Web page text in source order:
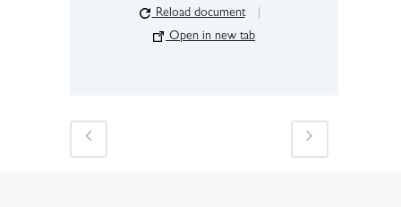
Reload document
Open in new tab